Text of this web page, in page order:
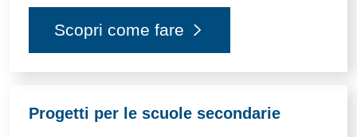
Scopri come fare
Progetti per le scuole secondarie